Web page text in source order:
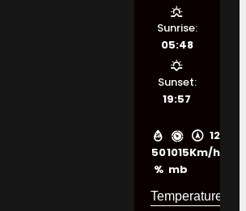
50
%
1015
mb
12
Km/h
Sunrise:
05:48
Sunset:
19:57